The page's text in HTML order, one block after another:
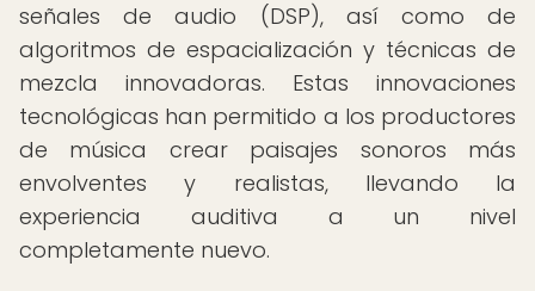
señales de audio (DSP), así como de
algoritmos de espacialización y técnicas de
mezcla innovadoras. Estas innovaciones
tecnológicas han permitido a los productores
de música crear paisajes sonoros más
envolventes y realistas, llevando la
experiencia auditiva a un nivel
completamente nuevo.